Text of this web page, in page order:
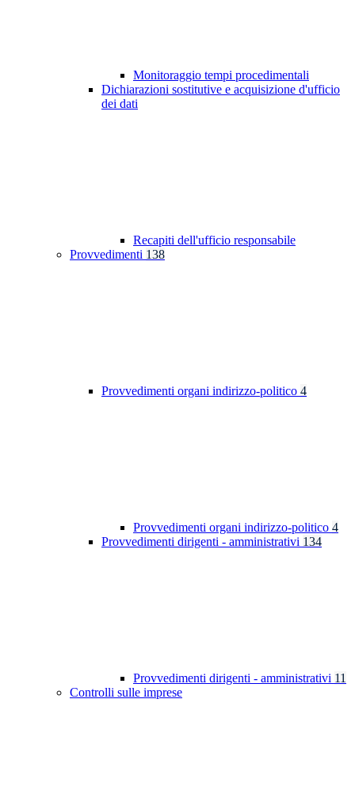
Monitoraggio tempi procedimentali
Dichiarazioni sostitutive e acquisizione d'ufficio
dei dati
Recapiti dell'ufficio responsabile
Provvedimenti 138
Provvedimenti organi indirizzo-politico 4
Provvedimenti organi indirizzo-politico 4
Provvedimenti dirigenti - amministrativi 134
Provvedimenti dirigenti - amministrativi 11
Controlli sulle imprese